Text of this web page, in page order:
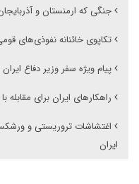
جنگی که ارمنستان و
تکاپوی خائنانه نفوذی‌های
پیام ویژه سفر وزیر دفاع
راهکارهای ایران برای مقابله
اغتشاشات تروریستی و
ایران